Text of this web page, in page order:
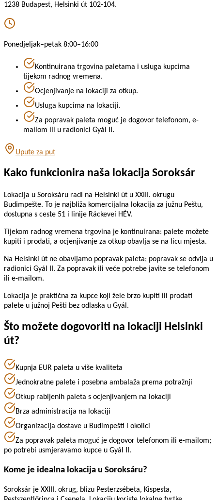
1238 Budapest, Helsinki út 102-104.
Ponedjeljak–petak 8:00–16:00
Kontinuirana trgovina paletama i usluga kupcima
tijekom radnog vremena.
Ocjenjivanje na lokaciji za otkup.
Usluga kupcima na lokaciji.
Za popravak paleta moguć je dogovor telefonom, e-
mailom ili u radionici Gyál II.
Upute za put
Kako funkcionira naša lokacija Soroksár
Lokacija u Soroksáru radi na Helsinki út u XXIII. okrugu
Budimpešte. To je najbliža komercijalna lokacija za južnu Peštu,
dostupna s ceste 51 i linije Ráckevei HÉV.
Tijekom radnog vremena trgovina je kontinuirana: palete možete
kupiti i prodati, a ocjenjivanje za otkup obavlja se na licu mjesta.
Na Helsinki út ne obavljamo popravak paleta; popravak se odvija u
radionici Gyál II. Za popravak ili veće potrebe javite se telefonom
ili e-mailom.
Lokacija je praktična za kupce koji žele brzo kupiti ili prodati
palete u južnoj Pešti bez odlaska u Gyál.
Što možete dogovoriti na lokaciji Helsinki
út?
Kupnja EUR paleta u više kvaliteta
Jednokratne palete i posebna ambalaža prema potražnji
Otkup rabljenih paleta s ocjenjivanjem na lokaciji
Brza administracija na lokaciji
Organizacija dostave u Budimpešti i okolici
Za popravak paleta moguć je dogovor telefonom ili e-mailom;
po potrebi usmjeravamo kupce u Gyál II.
Kome je idealna lokacija u Soroksáru?
Soroksár je XXIII. okrug, blizu Pesterzsébeta, Kispesta,